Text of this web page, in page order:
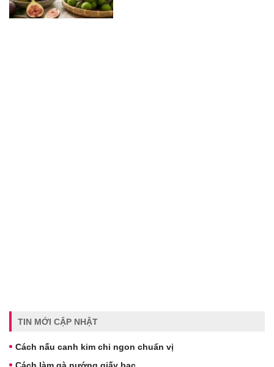
TIN MỚI CẬP NHẬT
Cách nấu canh kim chi ngon chuẩn vị
Cách làm gà nướng giấy bạc